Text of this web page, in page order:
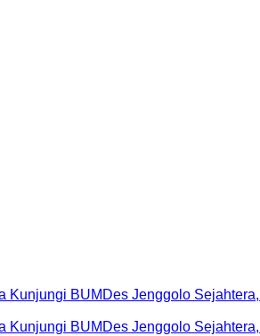
Kunjungi BUMDes Jenggolo
Kunjungi BUMDes Jenggolo